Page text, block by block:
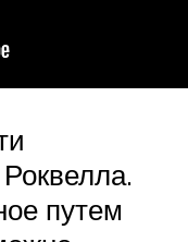
путем